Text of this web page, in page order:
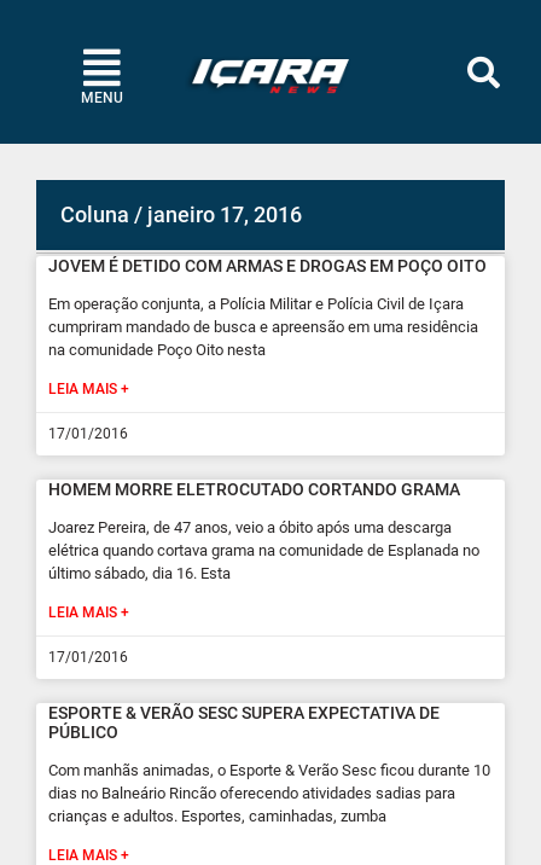
MENU
Coluna / janeiro 17, 2016
JOVEM É DETIDO COM ARMAS E DROGAS EM POÇO OITO
Em operação conjunta, a Polícia Militar e Polícia Civil de Içara
cumpriram mandado de busca e apreensão em uma residência
na comunidade Poço Oito nesta
LEIA MAIS +
17/01/2016
HOMEM MORRE ELETROCUTADO CORTANDO GRAMA
Joarez Pereira, de 47 anos, veio a óbito após uma descarga
elétrica quando cortava grama na comunidade de Esplanada no
último sábado, dia 16. Esta
LEIA MAIS +
17/01/2016
ESPORTE & VERÃO SESC SUPERA EXPECTATIVA DE
PÚBLICO
Com manhãs animadas, o Esporte & Verão Sesc ficou durante 10
dias no Balneário Rincão oferecendo atividades sadias para
crianças e adultos. Esportes, caminhadas, zumba
LEIA MAIS +